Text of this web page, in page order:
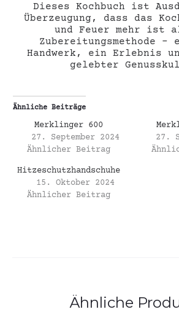
Dieses Kochbuch ist
Überzeugung, dass das
und Feuer mehr ist
Zubereitungsmethode
Handwerk, ein Erlebnis
gelebter
Ähnliche Beiträge
Merklinger 600
27. September 2024
Ähnlicher Beitrag
27.
Hitzeschutzhandschuhe
15. Oktober 2024
Ähnlicher Beitrag
Ähnliche